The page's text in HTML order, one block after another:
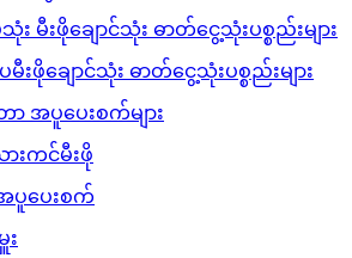
း မီးဖိုချောင်သုံး ဓာတ်ငွေ့သုံးပစ္စည်းများ
ပမီးဖိုချောင်သုံး ဓာတ်ငွေ့သုံးပစ္စည်းများ
ာ အပူပေးစက်များ
းကင်မီးဖို
ပူပေးစက်